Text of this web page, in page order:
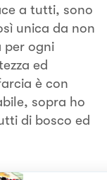
a tutti, sono
unica da non
per ogni
ed
è con
sopra ho
di bosco ed